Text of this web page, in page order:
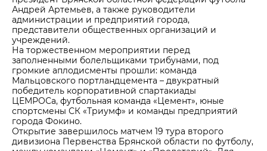
Андрей Артемьев, а также руководители
администрации и предприятий города,
представители общественных организаций и
учреждений.
На торжественном мероприятии перед
заполненными болельщиками трибунами, под
громкие аплодисменты прошли: команда
Мальцовского портландцемента – двукратный
победитель корпоративной спартакиады
ЦЕМРОСа, футбольная команда «Цемент», юные
спортсмены СК «Триумф» и команды предприятий
города Фокино.
Открытие завершилось матчем 19 тура второго
дивизиона Первенства Брянской области по футболу,